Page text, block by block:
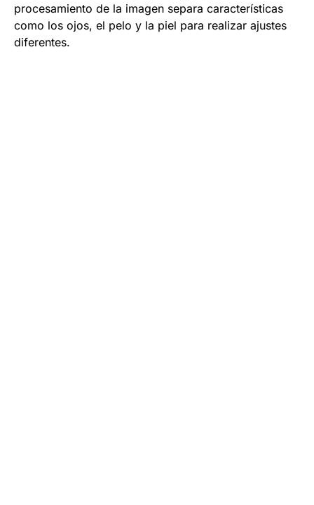
procesamiento de la imagen separa características
como los ojos, el pelo y la piel para realizar ajustes
diferentes.